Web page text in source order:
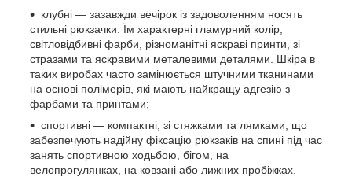
клубні — зазавжди вечірок із задоволенням носять
стильні рюкзачки. Їм характерні гламурний колір,
світловідбивні фарби, різноманітні яскраві принти, зі
стразами та яскравими металевими деталями. Шкіра в
таких виробах часто замінюється штучними тканинами
на основі полімерів, які мають найкращу адгезію з
фарбами та принтами;
спортивні — компактні, зі стяжками та лямками, що
забезпечують надійну фіксацію рюкзаків на спині під час
занять спортивною ходьбою, бігом, на
велопрогулянках, на ковзані або лижних пробіжках.